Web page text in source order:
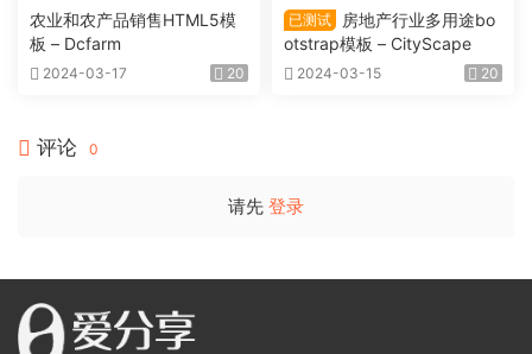
农业和农产品销售HTML5模
板 – Dcfarm
2024-03-17 20
已测试
房地产行业多用途bo
otstrap模板 – CityScape
2024-03-15 20
评论 0
请先 登录